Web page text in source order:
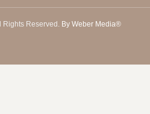
Rights Reserved. By Weber Media®